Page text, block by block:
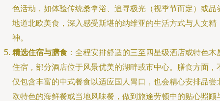
色活动，如体验传统桑拿浴、追寻极光（视季节而定）或品
地道北欧美食，深入感受斯堪的纳维亚的生活方式与人文精
神。
精选住宿与膳食 ：全程安排舒适的三至四星级酒店或特色木
住宿，部分酒店位于风景优美的湖畔或市中心。膳食方面，
仅包含丰富的中式餐食以适应国人胃口，也会精心安排品尝
欧特色的海鲜餐或当地风味餐，做到旅途劳顿中的贴心照顾